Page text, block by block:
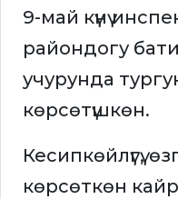
9-май күнү
райондогу
учурунда
көрсөтүшкөн.
Кесипкөйлүгү,
көрсөткөн